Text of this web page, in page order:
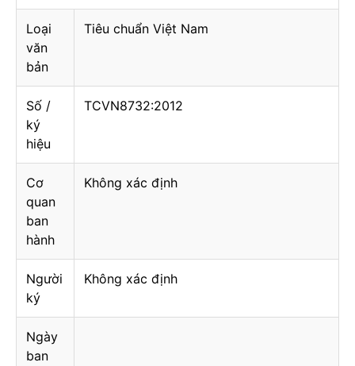
Loại
văn
bản
Tiêu chuẩn Việt Nam
Số /
ký
hiệu
TCVN8732:2012
Cơ
quan
ban
hành
Không xác định
Người
ký
Không xác định
Ngày
ban